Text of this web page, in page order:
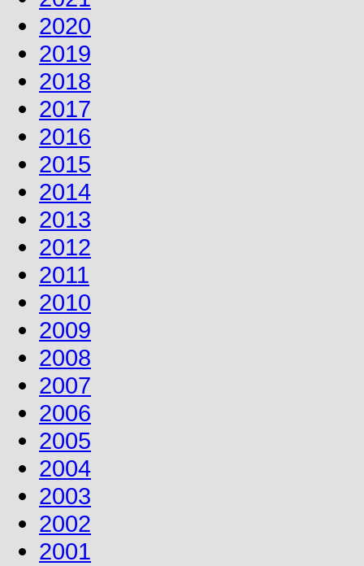
2020
2019
2018
2017
2016
2015
2014
2013
2012
2011
2010
2009
2008
2007
2006
2005
2004
2003
2002
2001